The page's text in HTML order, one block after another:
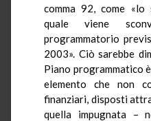
comma 92, come
quale viene
programmatorio
2003». Ciò sarebbe
Piano programmatico
elemento che non
finanziari, disposti
quella impugnata –